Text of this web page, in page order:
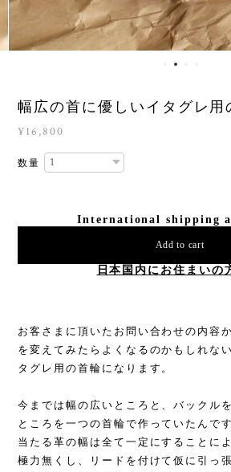
幅広の首に優しいイタグレ用
¥16,800
数量
International shipping
Add to cart
日本国内にお住まいの
お客さまに頂いたお問い合わせの内容
を変えてみたらよくなるのかもしれな
タグレ用の首輪になります。
今までは幅の広いところと、バックル
ところを一つの首輪で作っていたんで
当たる革の幅は全て一定にすることに
極力無くし、リードを付けて仮に引っ